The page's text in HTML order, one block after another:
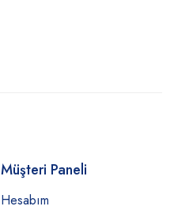
Müşteri Paneli
Hesabım